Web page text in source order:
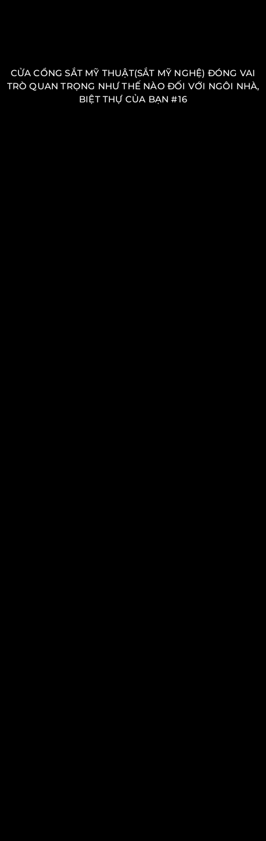
CỬA CỔNG SẮT MỸ THUẬT(SẮT MỸ NGHỆ) ĐÓNG VAI
TRÒ QUAN TRỌNG NHƯ THẾ NÀO ĐỐI VỚI NGÔI NHÀ,
BIỆT THỰ CỦA BẠN #16